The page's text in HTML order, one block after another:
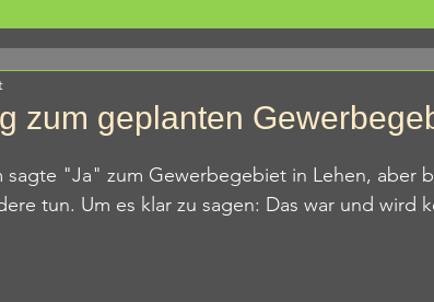
zum geplanten
sagte "Ja" zum Gewerbegebiet in Lehen, aber
tun. Um es klar zu sagen: Das war und wird